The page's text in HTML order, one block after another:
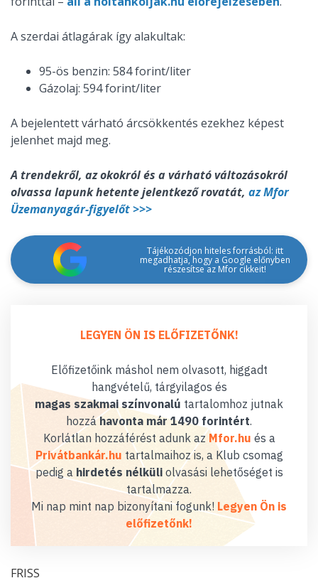
A szerdai átlagárak így alakultak:
95-ös benzin: 584 forint/liter
Gázolaj: 594 forint/liter
A bejelentett várható árcsökkentés ezekhez képest
jelenhet majd meg.
A trendekről, az okokról és a várható változásokról
olvassa lapunk hetente jelentkező rovatát, az Mfor
Üzemanyagár-figyelőt >>>
Tájékozódjon hiteles forrásból: itt
megadhatja, hogy a Google előnyben
részesítse az Mfor cikkeit!
LEGYEN ÖN IS ELŐFIZETŐNK!
Előfizetőink máshol nem olvasott, higgadt
hangvételű, tárgyilagos és
magas szakmai színvonalú tartalomhoz jutnak
hozzáhavonta már 1490 forintért.
Korlátlan hozzáférést adunk az Mfor.hu és a
Privátbankár.hu tartalmaihoz is, a Klub csomag
pedig a hirdetés nélküliolvasási lehetőséget is
tartalmazza.
Mi nap mint nap bizonyítani fogunk! Legyen Ön is
előfizetőnk!
FRISS